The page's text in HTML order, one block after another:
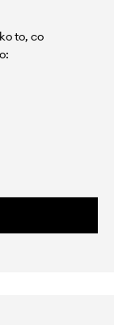
to, co